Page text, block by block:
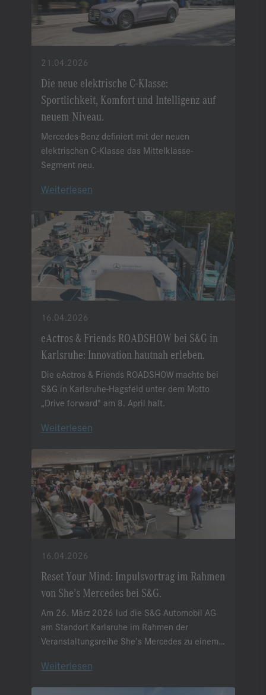
21.04.2026
Die neue elektrische C-Klasse:
Sportlichkeit, Komfort und Intelligenz auf
neuem Niveau.
Mercedes-Benz definiert mit der neuen
elektrischen C-Klasse das Mittelklasse-
Segment neu.
Weiterlesen
16.04.2026
eActros & Friends ROADSHOW bei S&G in
Karlsruhe: Innovation hautnah erleben.
Die eActros & Friends ROADSHOW machte bei
S&G in Karlsruhe-Hagsfeld unter dem Motto
„Drive forward" am 8. April halt.
Weiterlesen
16.04.2026
Reset Your Mind: Impulsvortrag im Rahmen
von She’s Mercedes bei S&G.
Am 26. März 2026 lud die S&G Automobil AG
am Standort Karlsruhe im Rahmen der
Veranstaltungsreihe She’s Mercedes zu einem
Weiterlesen